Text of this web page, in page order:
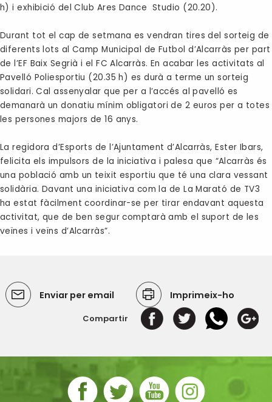
h) i exhibició del Club Ares Dance Studio (20.20).
Durant tot el cap de setmana es vendran tires del sorteig de
diferents lots al Camp Municipal de Futbol d’Alcarràs per part
de l’EF Baix Segrià i el FC Alcarràs. En acabar les activitats al
Pavelló Poliesportiu (20.35 h) es durà a terme un sorteig
solidari. Cal assenyalar que per a l’accés al pavelló es
demanarà un donatiu mínim obligatori de 2 euros per a totes
les persones majors de 16 anys.
La regidora d’Esports de l’Ajuntament d’Alcarràs, Ester Ibars,
felicita els impulsors de la iniciativa i palesa que “Alcarràs és
una població amb un teixit esportiu que té una clara vessant
solidària. Davant una iniciativa com la de La Marató de TV3
ha estat fàcilment coordinar-se per tirar endavant aquesta
activitat, que de ben segur comptarà amb el suport de les
veïnes i veïns d’Alcarràs”.
Enviar per email Imprimeix-ho
Compartir